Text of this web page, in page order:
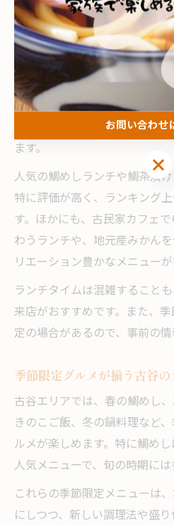
ランチタイムに楽しむ地元
ランチタイムは、忙しい日常
重な時間です。今治市古谷で
めるランチスポットが豊富に
はもちろん、ひとりでも利用
ます。
人気の鯛めしランチや鯛茶漬
特に評価が高く、ランキング
す。ほかにも、古民家カフェ
わうランチや、地元産みかん
リエーション豊かなメニューが
ランチタイムは混雑すること
来店がおすすめです。また、
定の場合があるので、事前の情
季節限定グルメが揃う古谷
古谷エリアでは、春の鯛めし
きのこご飯、冬の鍋料理など
ルメが楽しめます。特に鯛め
人気メニューで、旬の時期には
これらの季節限定メニューは
にしつつ、新しい調理法や盛
お問い合わせ
お問い合わせ